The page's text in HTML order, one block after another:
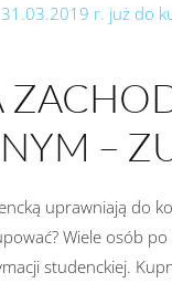
31.03.2019 r. już do
–
uprawniają do
Wiele osób
studenckiej.